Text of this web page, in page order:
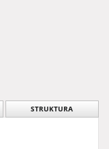
STRUKTURA